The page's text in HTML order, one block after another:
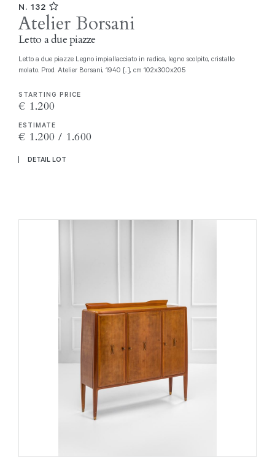
N. 132
Atelier Borsani
Letto a due piazze
Letto a due piazze Legno impiallacciato in radica, legno scolpito, cristallo
molato. Prod. Atelier Borsani, 1940 [..], cm 102x300x205
STARTING PRICE
€ 1.200
ESTIMATE
€ 1.200 / 1.600
DETAIL LOT